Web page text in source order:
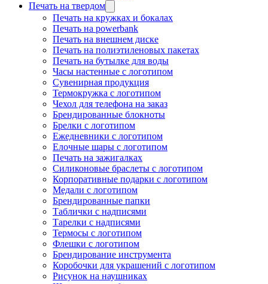
Печать на твердом
Печать на кружках и бокалах
Печать на powerbank
Печать на внешнем диске
Печать на полиэтиленовых пакетах
Печать на бутылке для воды
Часы настенные с логотипом
Сувенирная продукция
Термокружка с логотипом
Чехол для телефона на заказ
Брендированные блокноты
Брелки с логотипом
Ежедневники с логотипом
Елочные шары с логотипом
Печать на зажигалках
Силиконовые браслеты с логотипом
Корпоративные подарки с логотипом
Медали с логотипом
Брендированные папки
Таблички с надписями
Тарелки с надписями
Термосы с логотипом
Флешки с логотипом
Брендирование инструмента
Коробочки для украшений с логотипом
Рисунок на наушниках